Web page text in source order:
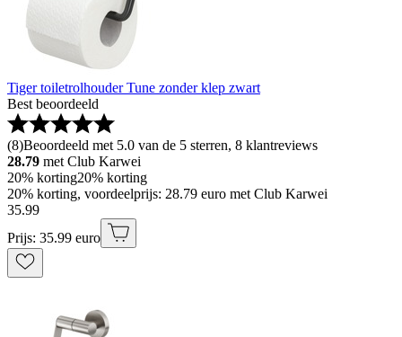
Tiger toiletrolhouder Tune zonder klep zwart
Best beoordeeld
(8)Beoordeeld met 5.0 van de 5 sterren, 8 klantreviews
28.79 met Club Karwei
20% korting20% korting
20% korting, voordeelprijs: 28.79 euro met Club Karwei
35.99
Prijs: 35.99 euro